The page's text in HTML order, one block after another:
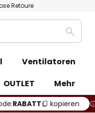
Retoure
Suche
Ventilatoren
OUTLET
Mehr
RABATT kopieren